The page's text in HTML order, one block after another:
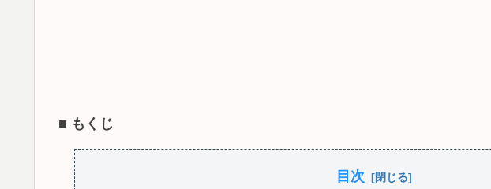
■ もくじ
目次